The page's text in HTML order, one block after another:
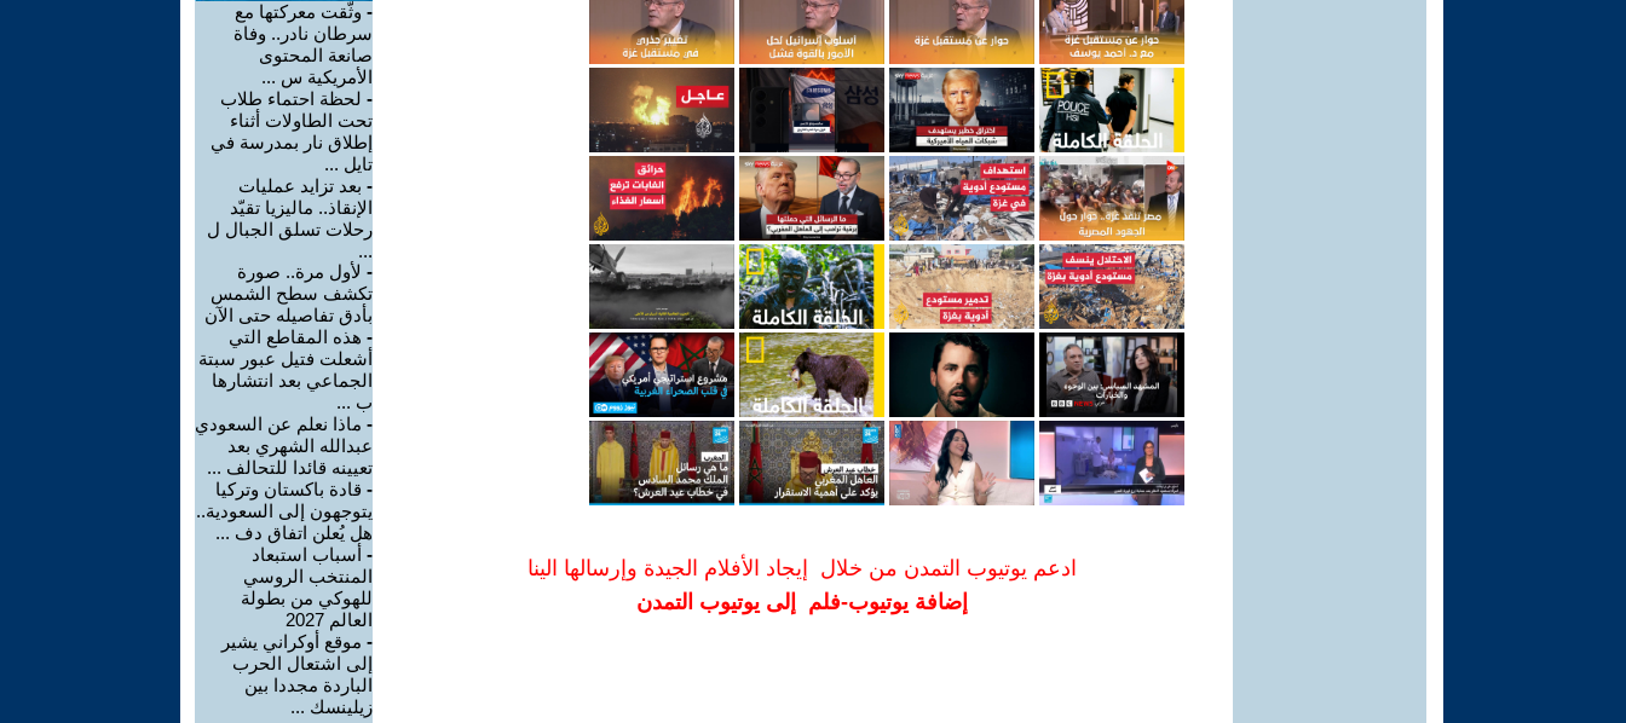
ادعم يوتيوب التمدن من خلال إيجاد الأفلام الجيدة وإرسالها الينا
إضافة يوتيوب-فلم إلى يوتيوب التمدن
- وثّقت معركتها مع
سرطان نادر.. وفاة
صانعة المحتوى
الأمريكية س ...
- لحظة احتماء طلاب
تحت الطاولات أثناء
إطلاق نار بمدرسة في
تايل ...
- بعد تزايد عمليات
الإنقاذ.. ماليزيا تقيّد
رحلات تسلق الجبال ل
...
- لأول مرة.. صورة
تكشف سطح الشمس
بأدق تفاصيله حتى الآن
- هذه المقاطع التي
أشعلت فتيل عبور سبتة
الجماعي بعد انتشارها
ب ...
- ماذا نعلم عن السعودي
عبدالله الشهري بعد
تعيينه قائدا للتحالف ...
- قادة باكستان وتركيا
يتوجهون إلى السعودية..
هل يُعلن اتفاق دف ...
- أسباب استبعاد
المنتخب الروسي
للهوكي من بطولة
العالم 2027
- موقع أوكراني يشير
إلى اشتعال الحرب
الباردة مجددا بين
زيلينسك ...